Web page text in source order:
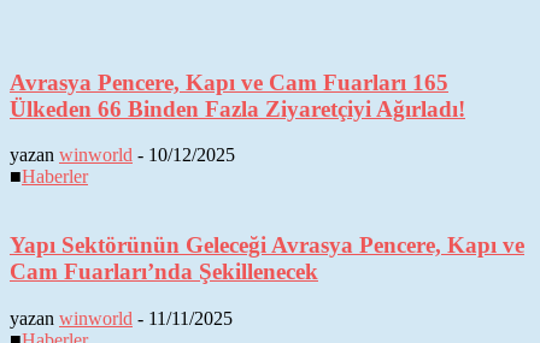
Avrasya Pencere, Kapı ve Cam Fuarları 165
Ülkeden 66 Binden Fazla Ziyaretçiyi Ağırladı!
yazan winworld - 10/12/2025
■Haberler
Yapı Sektörünün Geleceği Avrasya Pencere, Kapı ve
Cam Fuarları’nda Şekillenecek
yazan winworld - 11/11/2025